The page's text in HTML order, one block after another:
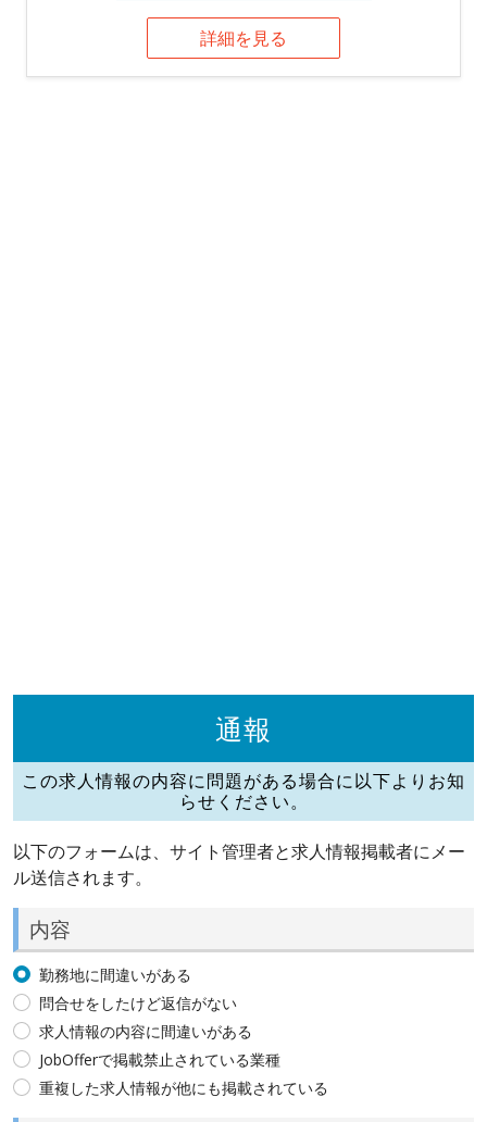
詳細を見る
通報
この求人情報の内容に問題がある場合に以下よりお知
らせください。
以下のフォームは、サイト管理者と求人情報掲載者にメー
ル送信されます。
内容
勤務地に間違いがある
問合せをしたけど返信がない
求人情報の内容に間違いがある
JobOfferで掲載禁止されている業種
重複した求人情報が他にも掲載されている